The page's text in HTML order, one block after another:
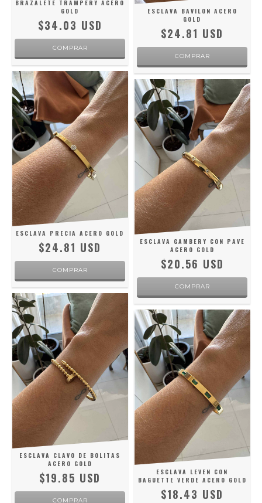
BRAZALETE TRAMPERY ACERO
GOLD
$34.03 USD
ESCLAVA BAVILON ACERO
GOLD
$24.81 USD
ESCLAVA PRECIA ACERO GOLD
$24.81 USD
ESCLAVA GAMBERY CON PAVE
ACERO GOLD
$20.56 USD
ESCLAVA CLAVO DE BOLITAS
ACERO GOLD
$19.85 USD
ESCLAVA LEVEN CON
BAGUETTE VERDE ACERO GOLD
$18.43 USD